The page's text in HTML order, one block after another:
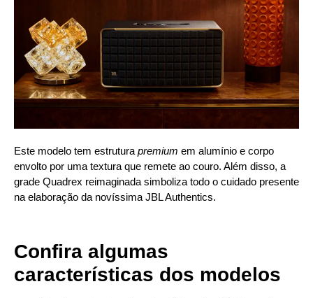
Este modelo tem estrutura premium em alumínio e corpo
envolto por uma textura que remete ao couro. Além disso, a
grade Quadrex reimaginada simboliza todo o cuidado presente
na elaboração da novíssima JBL Authentics.
Confira algumas
características dos modelos